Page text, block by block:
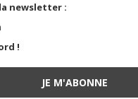
newsletter :
!